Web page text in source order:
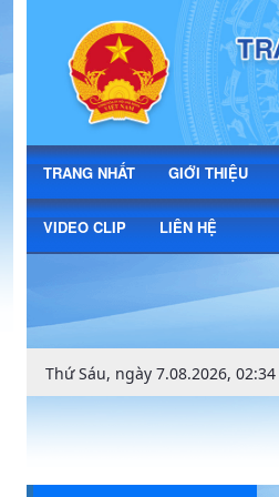
Cơ
TRANG NHẤT GIỚI THIỆU
VIDEO CLIP LIÊN HỆ
Thứ Sáu, ngày 7.08.2026, 02:34